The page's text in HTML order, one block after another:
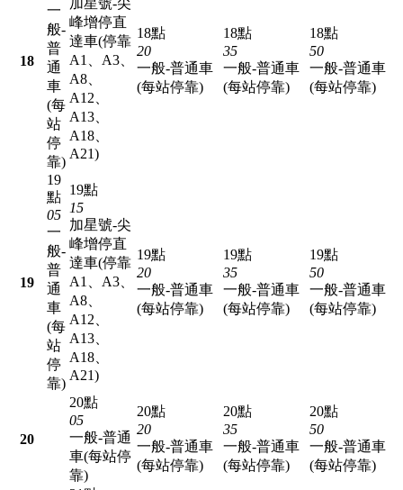
18
一
般-
普
通
車
(每
站
停
靠)
峰增停直
達車(停靠
A1、A3、
A8、
A12、
A13、
A18、
A21)
18點
20
一般-普通車
(每站停靠)
18點
35
一般-普通車
(每站停靠)
18點
50
一般-普通車
(每站停靠)
19
19
點
05
一
般-
普
通
車
(每
站
停
靠)
19點
15
加星號-尖
峰增停直
達車(停靠
A1、A3、
A8、
A12、
A13、
A18、
A21)
19點
20
一般-普通車
(每站停靠)
19點
35
一般-普通車
(每站停靠)
19點
50
一般-普通車
(每站停靠)
20
20點
05
一般-普通
車(每站停
靠)
20點
20
一般-普通車
(每站停靠)
20點
35
一般-普通車
(每站停靠)
20點
50
一般-普通車
(每站停靠)